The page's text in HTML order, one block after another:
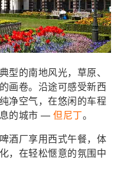
型的南地风光，草原、
画卷。沿途可感受新西
净空气，在悠闲的车程
息的城市 —但尼丁。
酒厂享用西式午餐，体
，在轻松愜意的氛围中